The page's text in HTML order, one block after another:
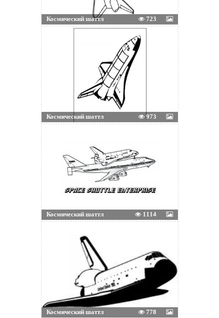
Космический шаттл 723
Космический шаттл 973
Космический шаттл 1114
Космический шаттл 778